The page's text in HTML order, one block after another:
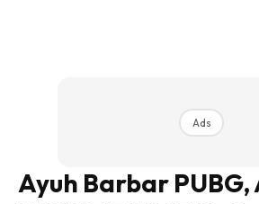
Ads
Ayuh Barbar PUBG,